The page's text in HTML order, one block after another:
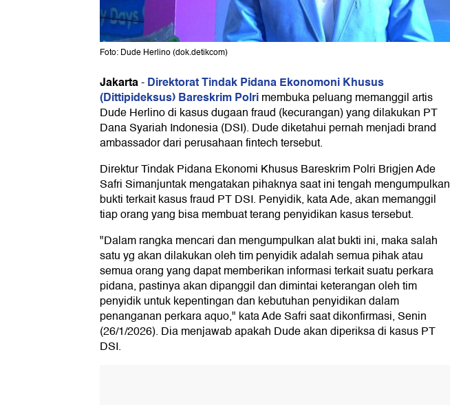
Foto: Dude Herlino (dok.detikcom)
Jakarta-Direktorat Tindak Pidana Ekonomoni Khusus
(Dittipideksus) Bareskrim Polrimembuka peluang memanggil artis
Dude Herlino di kasus dugaan fraud (kecurangan) yang dilakukan PT
Dana Syariah Indonesia (DSI). Dude diketahui pernah menjadi brand
ambassador dari perusahaan fintech tersebut.
Direktur Tindak Pidana Ekonomi Khusus Bareskrim Polri Brigjen Ade
Safri Simanjuntak mengatakan pihaknya saat ini tengah mengumpulkan
bukti terkait kasus fraud PT DSI. Penyidik, kata Ade, akan memanggil
tiap orang yang bisa membuat terang penyidikan kasus tersebut.
"Dalam rangka mencari dan mengumpulkan alat bukti ini, maka salah
satu yg akan dilakukan oleh tim penyidik adalah semua pihak atau
semua orang yang dapat memberikan informasi terkait suatu perkara
pidana, pastinya akan dipanggil dan dimintai keterangan oleh tim
penyidik untuk kepentingan dan kebutuhan penyidikan dalam
penanganan perkara aquo," kata Ade Safri saat dikonfirmasi, Senin
(26/1/2026). Dia menjawab apakah Dude akan diperiksa di kasus PT
DSI.